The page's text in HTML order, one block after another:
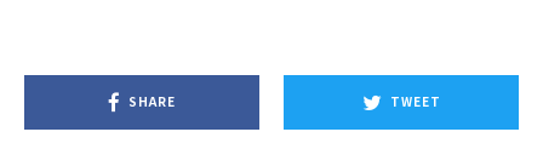
SHARE TWEET